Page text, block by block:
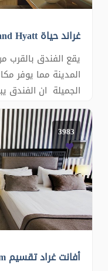
غراند حياة Grand Hyatt
يقع الفندق بالقرب
المدينة مما يوفر
الجميلة ان
تقسيم وشارع
تشكيلة واسعة من
الأبيض المتوسط
3983
أفانت غراد تقسيم Avantgarde Taksim